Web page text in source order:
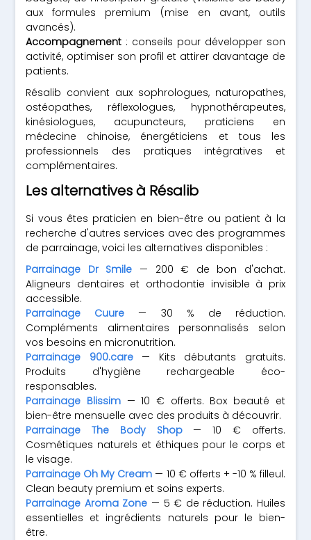
aux formules premium (mise en avant, outils
avancés).
Accompagnement : conseils pour développer son
activité, optimiser son profil et attirer davantage de
patients.
Résalib convient aux sophrologues, naturopathes,
ostéopathes, réflexologues, hypnothérapeutes,
kinésiologues, acupuncteurs, praticiens en
médecine chinoise, énergéticiens et tous les
professionnels des pratiques intégratives et
complémentaires.
Les alternatives à Résalib
Si vous êtes praticien en bien-être ou patient à la
recherche d'autres services avec des programmes
de parrainage, voici les alternatives disponibles :
Parrainage Dr Smile — 200 € de bon d'achat.
Aligneurs dentaires et orthodontie invisible à prix
accessible.
Parrainage Cuure — 30 % de réduction.
Compléments alimentaires personnalisés selon
vos besoins en micronutrition.
Parrainage 900.care— Kits débutants gratuits.
Produits d'hygiène rechargeable éco-
responsables.
Parrainage Blissim — 10 € offerts. Box beauté et
bien-être mensuelle avec des produits à découvrir.
Parrainage The Body Shop— 10 € offerts.
Cosmétiques naturels et éthiques pour le corps et
le visage.
Parrainage Oh My Cream — 10 € offerts + -10 % filleul.
Clean beauty premium et soins experts.
Parrainage Aroma Zone — 5 € de réduction. Huiles
essentielles et ingrédients naturels pour le bien-
être.